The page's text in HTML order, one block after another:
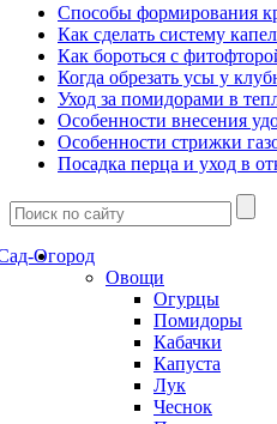
Способы формирования
Как сделать систему
Как бороться с
Когда обрезать усы у
Уход за помидорами в
Особенности внесения
Особенности стрижки
Посадка перца и уход в
Огород
Овощи
Огурцы
Помидоры
Кабачки
Капуста
Лук
Чеснок